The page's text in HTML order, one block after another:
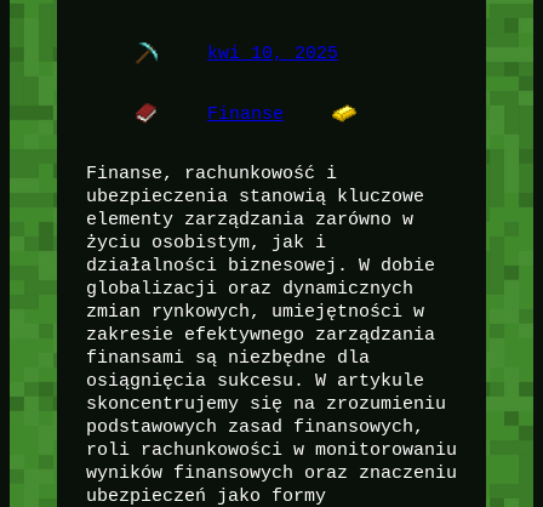
kwi 10, 2025
Finanse
Finanse, rachunkowość i
ubezpieczenia stanowią kluczowe
elementy zarządzania zarówno w
życiu osobistym, jak i
działalności biznesowej. W dobie
globalizacji oraz dynamicznych
zmian rynkowych, umiejętności w
zakresie efektywnego zarządzania
finansami są niezbędne dla
osiągnięcia sukcesu. W artykule
skoncentrujemy się na zrozumieniu
podstawowych zasad finansowych,
roli rachunkowości w monitorowaniu
wyników finansowych oraz znaczeniu
ubezpieczeń jako formy